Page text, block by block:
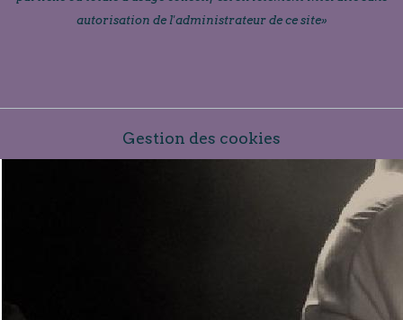
autorisation de l'administrateur de ce site»
Gestion des cookies